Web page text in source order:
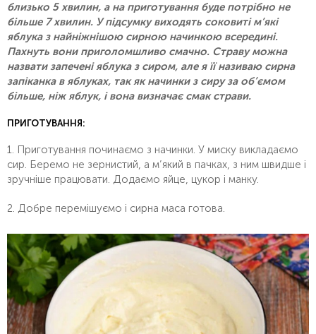
близько 5 хвилин, а на приготування буде потрібно не
більше 7 хвилин. У підсумку виходять соковиті м’які
яблука з найніжнішою сирною начинкою всередині.
Пахнуть вони приголомшливо смачно. Страву можна
назвати запечені яблука з сиром, але я її називаю сирна
запіканка в яблуках, так як начинки з сиру за об’ємом
більше, ніж яблук, і вона визначає смак страви.
ПРИГОТУВАННЯ:
1. Приготування починаємо з начинки. У миску викладаємо
сир. Беремо не зернистий, а м’який в пачках, з ним швидше і
зручніше працювати. Додаємо яйце, цукор і манку.
2. Добре перемішуємо і сирна маса готова.